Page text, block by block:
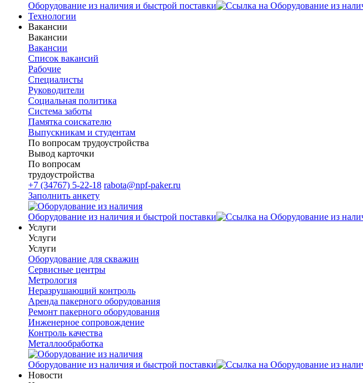
Оборудование из наличия и быстрой поставки
Технологии
Вакансии
Вакансии
Вакансии
Список вакансий
Рабочие
Специалисты
Руководители
Cоциальная политика
Система заботы
Памятка соискателю
Выпускникам и студентам
По вопросам трудоустройства
Вывод карточки
По вопросам
трудоустройства
+7 (34767) 5-22-18 rabota@npf-paker.ru
Заполнить анкету
Оборудование из наличия и быстрой поставки
Услуги
Услуги
Услуги
Оборудование для скважин
Сервисные центры
Метрология
Неразрушающий контроль
Аренда пакерного оборудования
Ремонт пакерного оборудования
Инженерное сопровождение
Контроль качества
Металлообработка
Оборудование из наличия и быстрой поставки
Новости